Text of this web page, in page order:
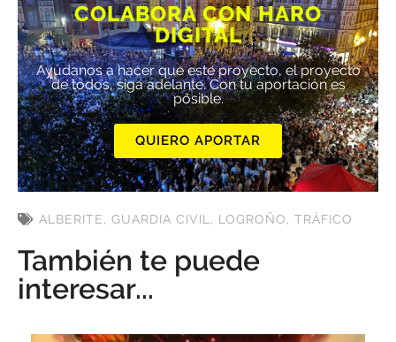
COLABORA CON HARO
DIGITAL
Ayúdanos a hacer que este proyecto, el proyecto
de todos, siga adelante. Con tu aportación es
posible.
QUIERO APORTAR
ALBERITE, GUARDIA CIVIL , LOGROÑO, TRÁFICO
También te puede
interesar...